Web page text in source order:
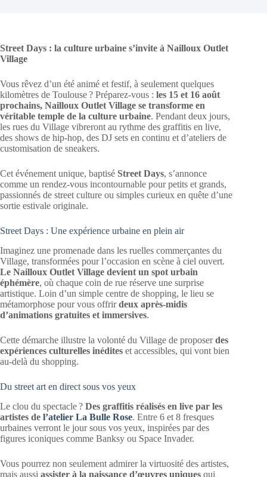
Street Days : la culture urbaine s’invite à Nailloux Outlet
Village
Vous rêvez d’un été animé et festif, à seulement quelques
kilomètres de Toulouse ? Préparez-vous : les 15 et 16 août
prochains, Nailloux Outlet Village se transforme en
véritable temple de la culture urbaine. Pendant deux jours,
les rues du Village vibreront au rythme des graffitis en live,
des shows de hip-hop, des DJ sets en continu et d’ateliers de
customisation de sneakers.
Cet événement unique, baptisé Street Days, s’annonce
comme un rendez-vous incontournable pour petits et grands,
passionnés de street culture ou simples curieux en quête d’une
sortie estivale originale.
Street Days : Une expérience urbaine en plein air
Imaginez une promenade dans les ruelles commerçantes du
Village, transformées pour l’occasion en scène à ciel ouvert.
Le Nailloux Outlet Village devient un spot urbain
éphémère, où chaque coin de rue réserve une surprise
artistique. Loin d’un simple centre de shopping, le lieu se
métamorphose pour vous offrirdeux après-midis
d’animations gratuites et immersives.
Cette démarche illustre la volonté du Village de proposerdes
expériences culturelles inédites et accessibles, qui vont bien
au-delà du shopping.
Du street art en direct sous vos yeux
Le clou du spectacle ? Des graffitis réalisés en live par les
artistes de l’atelier La Bulle Rose. Entre 6 et 8 fresques
urbaines verront le jour sous vos yeux, inspirées par des
figures iconiques comme Banksy ou Space Invader.
Vous pourrez non seulement admirer la virtuosité des artistes,
mais aussi assister à la naissance d’œuvres uniques qui